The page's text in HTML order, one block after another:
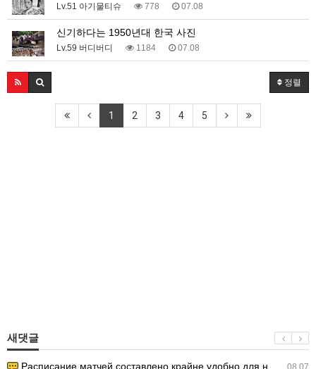
Lv.51 아기물티슈 778 07.08
신기하다는 1950년대 한국 사진
Lv.59 버디버디 1184 07.08
정렬
1 2 3 4 5
새댓글
08.07
Расписание матчей составлено крайне удобно для нашего часово…